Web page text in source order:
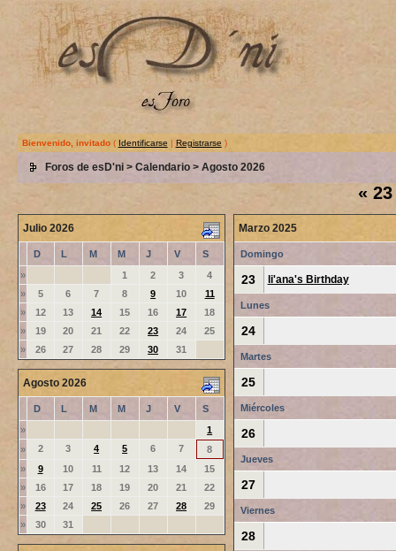
Bienvenido, invitado( Identificarse | Registrarse )
Foros de esD'ni> Calendario> Agosto 2026
«23
Julio 2026
D L M M J V
S
»
1 2 3
4
»
5 6 7 8 9 10
11
»
12 13 14 15 16 17
18
»
19 20 21 22 23 24
25
»
26 27 28 29 30 31
Agosto 2026
D L M M J V
S
»
1
»
2 3 4 5 6 7
8
»
9 10 11 12 13 14
15
»
16 17 18 19 20 21
22
»
23 24 25 26 27 28
29
»
30 31
Marzo 2025
Domingo
23 li'ana's Birthday
Lunes
24
Martes
25
Miércoles
26
Jueves
27
Viernes
28